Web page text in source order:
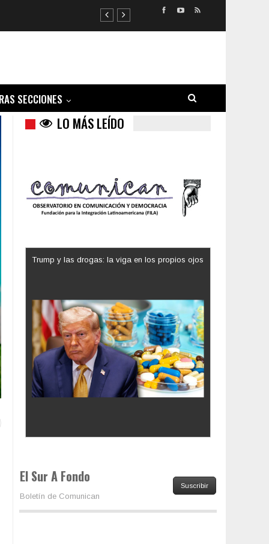
SECCIONES
LO MÁS LEÍDO
Los latinos le van dando la espalda a Trump
El Sur A Fondo
Boletín de Comunican
Suscribir